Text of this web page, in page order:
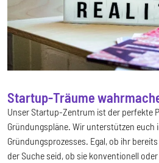
Startup-Träume
Unser Startup-Zentrum ist der perfekte
Gründungspläne. Wir unterstützen euch
Gründungsprozesses. Egal, ob ihr
der Suche seid, ob sie konventionell